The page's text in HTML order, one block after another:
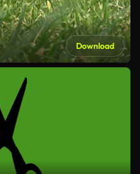
Download